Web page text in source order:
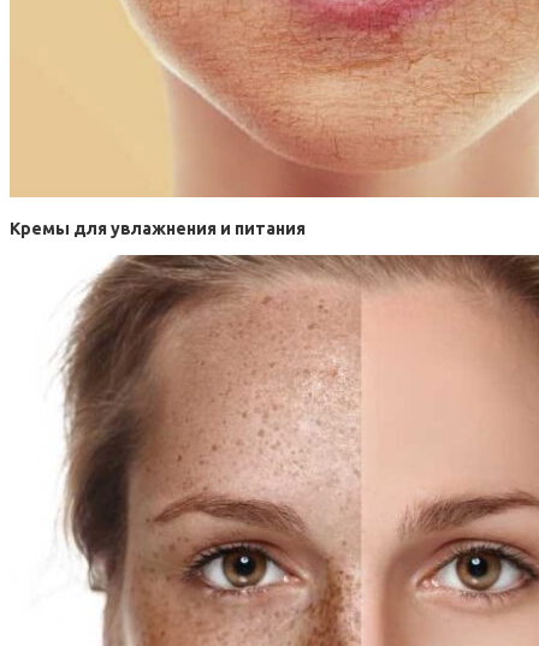
Кремы для увлажнения и питания